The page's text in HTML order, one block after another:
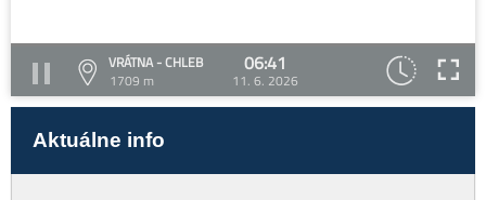
VRÁTNA - CHLEB
1709 m
06:41
11. 6. 2026
Aktuálne info